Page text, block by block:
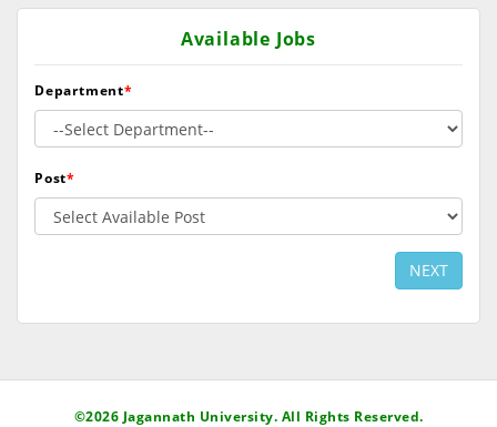
Available Jobs
Department*
Post*
NEXT
©2026 Jagannath University. All Rights Reserved.